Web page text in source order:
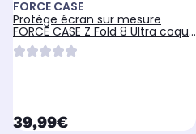
FORCE CASE
Protège écran sur mesure
FORCE CASE Z Fold 8 Ultra coque
Duo Transparent Magnetique
currentPrice
39,99€